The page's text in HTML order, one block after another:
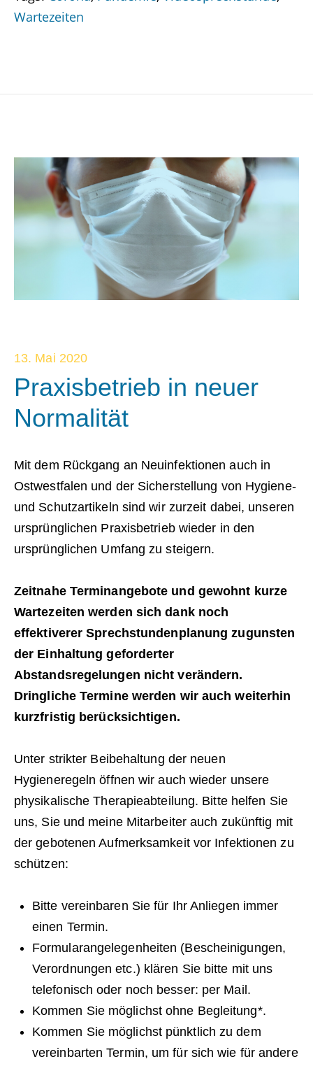
Wartezeiten
13. Mai 2020
Praxisbetrieb in neuer
Normalität
Mit dem Rückgang an Neuinfektionen auch in
Ostwestfalen und der Sicherstellung von Hygiene-
und Schutzartikeln sind wir zurzeit dabei, unseren
ursprünglichen Praxisbetrieb wieder in den
ursprünglichen Umfang zu steigern.
Zeitnahe Terminangebote und gewohnt kurze
Wartezeiten werden sich dank noch
effektiverer Sprechstundenplanung zugunsten
der Einhaltung geforderter
Abstandsregelungen nicht verändern.
Dringliche Termine werden wir auch weiterhin
kurzfristig berücksichtigen.
Unter strikter Beibehaltung der neuen
Hygieneregeln öffnen wir auch wieder unsere
physikalische Therapieabteilung. Bitte helfen Sie
uns, Sie und meine Mitarbeiter auch zukünftig mit
der gebotenen Aufmerksamkeit vor Infektionen zu
schützen:
Bitte vereinbaren Sie für Ihr Anliegen immer
einen Termin.
Formularangelegenheiten (Bescheinigungen,
Verordnungen etc.) klären Sie bitte mit uns
telefonisch oder noch besser: per Mail.
Kommen Sie möglichst ohne Begleitung*.
Kommen Sie möglichst pünktlich zu dem
vereinbarten Termin, um für sich wie für andere